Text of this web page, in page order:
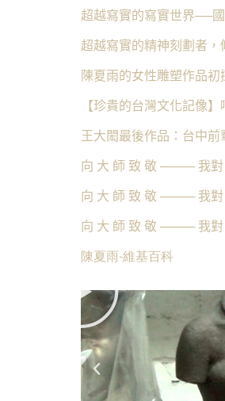
超越寫實的寫實世界──
超越寫實的精神刻劃者
陳夏雨的女性雕塑作品初
【珍貴的台灣文化記像
王大閎最後作品：台中
向 大 師 致 敬 ──── 我對
向 大 師 致 敬 ──── 我對
向 大 師 致 敬 ──── 我對
陳夏雨-維基百科